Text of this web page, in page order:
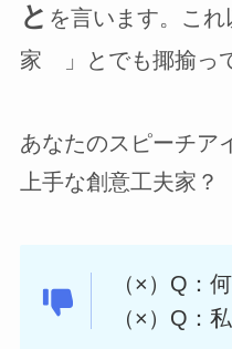
と を言います。こ
家 」とでも揶揄っ
あなたのスピーチア
上手な創意工夫家？
（×）Q：
（×）Q：